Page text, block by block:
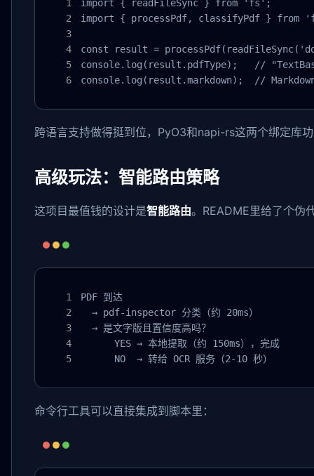
import { readFileSync } from 'fs';
import { processPdf, classifyPdf } from
const result =
console.log(result.pdfType);   //
console.log(result.markdown);  // Markdown
跨语言支持做得挺到位，PyO3和napi-rs这两个绑定库
高级玩法：智能路由策略
这项目最值钱的设计是智能路由。README里给了个伪
PDF 到达
  → pdf-inspector 分类（约 20ms）
  → 是文字版且置信度高吗？
      YES → 本地提取（约 150ms），完成
      NO  → 转给 OCR 服务（2-10 秒）
命令行工具可以直接集成到脚本里：